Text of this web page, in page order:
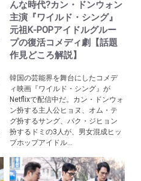
んな時代?カン・ドンウォン
主演『ワイルド・シング』
元祖K-POPアイドルグルー
プの復活コメディ劇【話題
作見どころ解説】
韓国の芸能界を舞台にしたコメデ
ィ映画『ワイルド・シング』が
Netflixで配信中だ。カン・ドンウォ
ン扮する主人公ヒョヌ、オム・テ
グ扮するサング、パク・ジヒョン
扮するドミの3人が、男女混成ヒッ
プホップアイドル...